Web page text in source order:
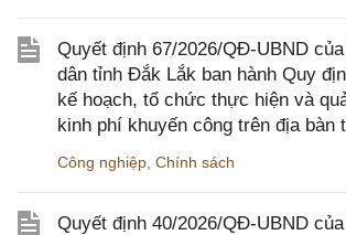
Quyết định 67/2026/QĐ-UBND
dân tỉnh Đắk Lắk ban hành Quy
kế hoạch, tổ chức thực hiện và
kinh phí khuyến công trên địa bàn
Công nghiệp Chính sách
Quyết định 40/2026/QĐ-UBND